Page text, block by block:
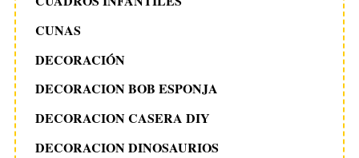
CUNAS
DECORACIÓN
DECORACION BOB ESPONJA
DECORACION CASERA DIY
DECORACION DINOSAURIOS